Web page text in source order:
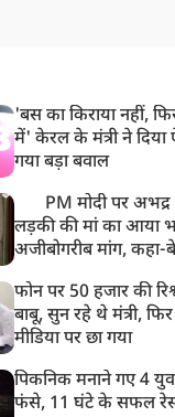
'बस का किराया नहीं,
में' केरल के मंत्री ने दिया
गया बड़ा बवाल
PM मोदी पर अभद्र
लड़की की मां का आया
अजीबोगरीब मांग, कहा-
फोन पर 50 हजार की
बाबू, सुन रहे थे मंत्री,
मीडिया पर छा गया
पिकनिक मनाने गए 4
फंसे, 11 घंटे के सफल